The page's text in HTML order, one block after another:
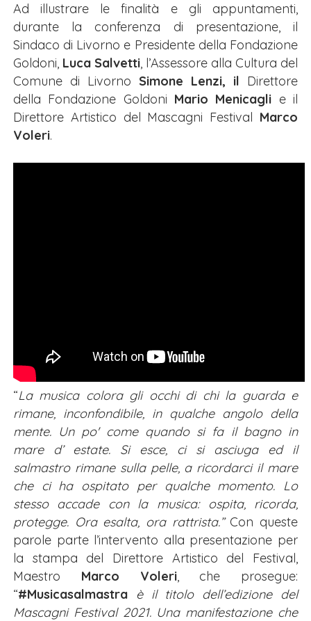
Ad illustrare le finalità e gli appuntamenti,
durante la conferenza di presentazione, il
Sindaco di Livorno e Presidente della Fondazione
Goldoni, Luca Salvetti, l’Assessore alla Cultura del
Comune di Livorno Simone Lenzi, il Direttore
della Fondazione Goldoni Mario Menicagli e il
Direttore Artistico del Mascagni Festival Marco
Voleri.
“La musica colora gli occhi di chi la guarda e
rimane, inconfondibile, in qualche angolo della
mente. Un po' come quando si fa il bagno in
mare d’ estate. Si esce, ci si asciuga ed il
salmastro rimane sulla pelle, a ricordarci il mare
che ci ha ospitato per qualche momento. Lo
stesso accade con la musica: ospita, ricorda,
protegge. Ora esalta, ora rattrista.”Con queste
parole parte l’intervento alla presentazione per
la stampa del Direttore Artistico del Festival,
Maestro Marco Voleri, che prosegue:
“#Musicasalmastra è il titolo dell’edizione del
Mascagni Festival 2021. Una manifestazione che